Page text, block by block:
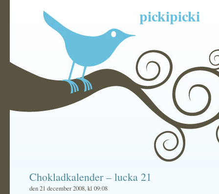
pickipicki
Chokladkalender – lucka 21
den 21 december 2008, kl 09:08